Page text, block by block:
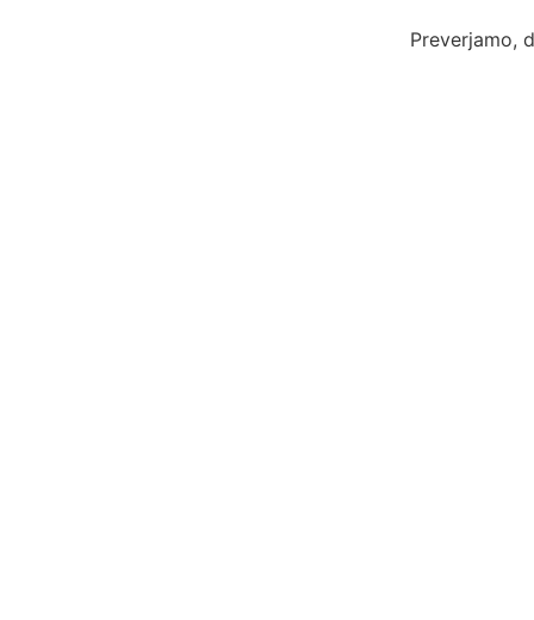
Preverjamo,